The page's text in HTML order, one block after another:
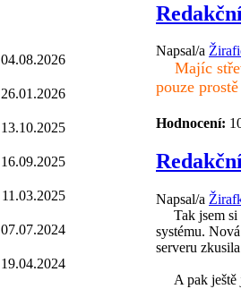
04.08.2026
26.01.2026
13.10.2025
16.09.2025
11.03.2025
07.07.2024
19.04.2024
Napsal/a
Majíc
pouze
Hodnocení:
Napsal/a
Tak jsem si
systému.
serveru
A pak ještě